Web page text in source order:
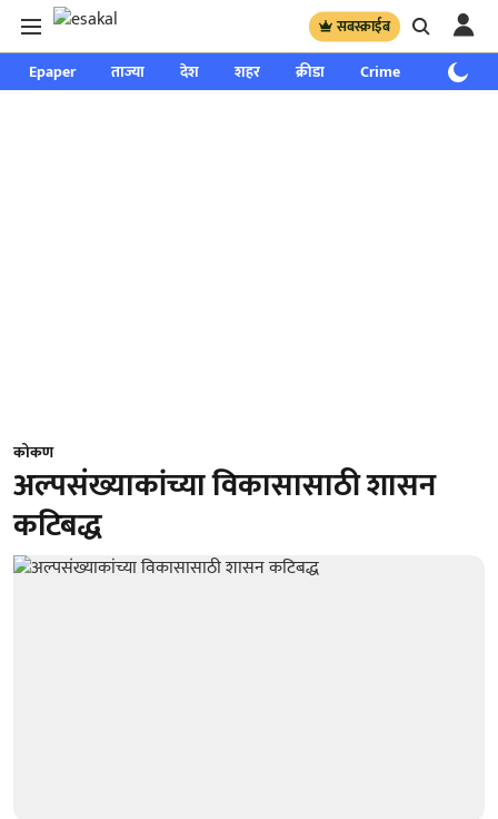
सबस्क्राईब
Epaper ताज्या देश शहर क्रीडा Crime साप्ताहिक
कोकण
अल्पसंख्याकांच्या विकासासाठी शासन
कटिबद्ध